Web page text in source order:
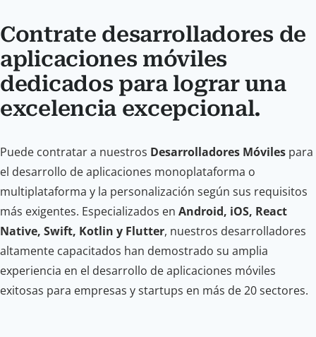
Contrate desarrolladores de
aplicaciones móviles
dedicados para lograr una
excelencia excepcional.
Puede contratar a nuestros Desarrolladores Móviles para
el desarrollo de aplicaciones monoplataforma o
multiplataforma y la personalización según sus requisitos
más exigentes. Especializados en Android, iOS, React
Native, Swift, Kotlin y Flutter, nuestros desarrolladores
altamente capacitados han demostrado su amplia
experiencia en el desarrollo de aplicaciones móviles
exitosas para empresas y startups en más de 20 sectores.